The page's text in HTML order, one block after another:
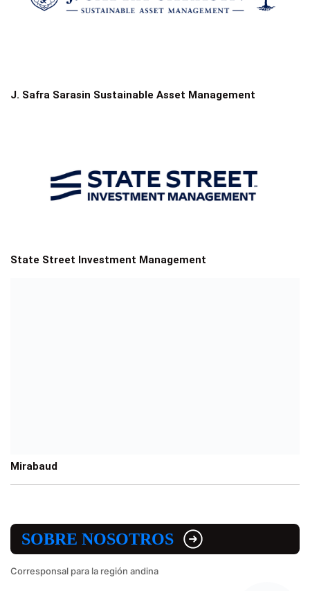
J. Safra Sarasin Sustainable Asset Management
State Street Investment Management
Mirabaud
SOBRE NOSOTROS
Corresponsal para la región andina